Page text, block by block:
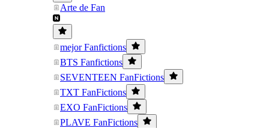
Arte de Fan
mejor Fanfictions
BTS Fanfictions
SEVENTEEN FanFictions
TXT FanFictions
EXO FanFictions
PLAVE FanFictions